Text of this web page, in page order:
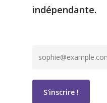
indépendante.